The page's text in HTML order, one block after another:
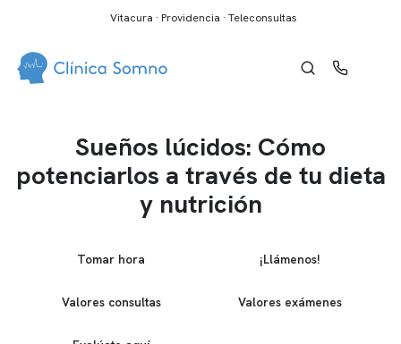
Vitacura · Providencia · Teleconsultas
Sueños lúcidos: Cómo
potenciarlos a través de tu dieta
y nutrición
Tomar hora ¡Llámenos!
Valores consultas Valores exámenes